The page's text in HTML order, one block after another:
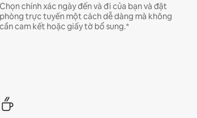
Chọn chính xác ngày đến và đi của bạn và đặt
phòng trực tuyến một cách dễ dàng mà không
cần cam kết hoặc giấy tờ bổ sung.*